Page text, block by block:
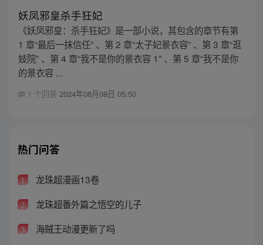
妖凤邪皇杀手狂妃
《妖凤邪皇：杀手狂妃》是一部小说，其包含的章节有第
1 章“最后一抹信任” 、第 2 章“太子妃景衣容” 、第 3 章“逛
妓院” 、第 4 章“我不是你的景衣容 1” 、第 5 章“我不是你
的景衣容 ...
1 个回答 2024年08月08日 05:50
热门问答
1 龙珠超漫画13卷
2 龙珠超番外篇之悟空的儿子
3 海贼王动漫更新了吗